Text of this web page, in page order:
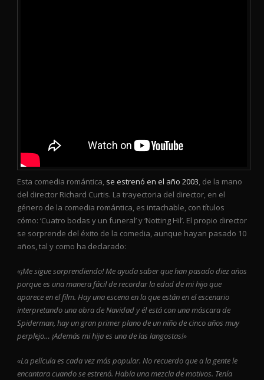
Esta comedia romántica, se estrenó en el año 2003, de la mano
del director Richard Curtis. La trayectoria del director, en el
género de la comedia romántica, es intachable, con títulos
cómo: ‘Cuatro bodas y un funeral’ y ‘Notting Hil’. El propio director
se sorprende del éxito de la comedia, aunque hayan pasado 10
años, tal y como ha declarado:
«¡Me sigue sorprendiendo! Me ayuda saber que han pasado diez años
porque es una manera fácil de recordar la edad de mi hijo que
aparece en el film. Hay una escena en la que están en el escenario
interpretando una obra de Navidad y él está con una máscara de
Spiderman, hay un gran primer plano de un niño de cinco años muy
perplejo… ¡Además mi hija es una de las langostas!»
«La película es cada vez más popular. No recuerdo que a la gente le
encantara cuando se estrenó. Había una mezcla de motivos. Tenía